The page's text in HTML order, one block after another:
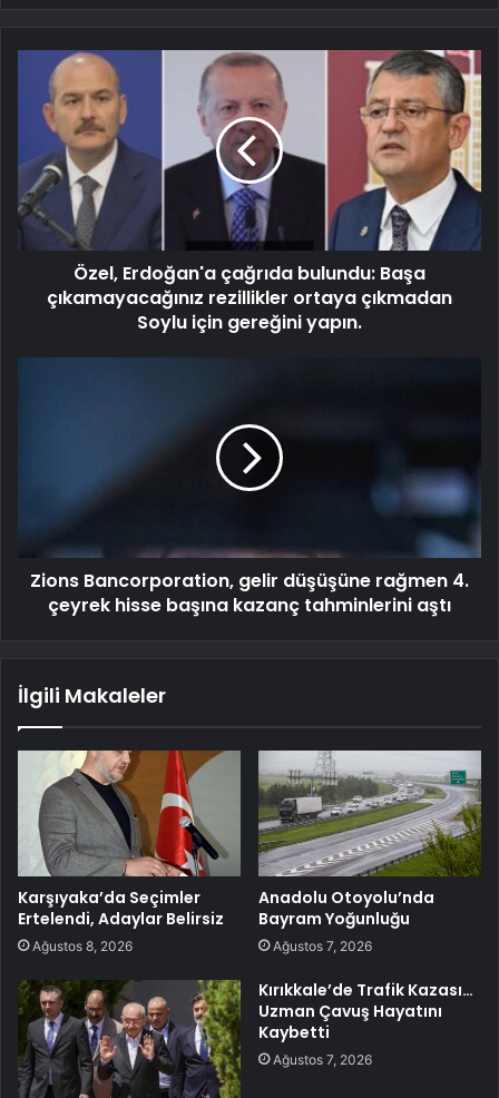
Özel, Erdoğan'a çağrıda bulundu: Başa
çıkamayacağınız rezillikler ortaya çıkmadan
Soylu için gereğini yapın.
Zions Bancorporation, gelir düşüşüne rağmen 4.
çeyrek hisse başına kazanç tahminlerini aştı
İlgili Makaleler
Karşıyaka’da Seçimler
Ertelendi, Adaylar Belirsiz
Ağustos 8, 2026
Anadolu Otoyolu’nda
Bayram Yoğunluğu
Ağustos 7, 2026
Kırıkkale’de Trafik Kazası…
Uzman Çavuş Hayatını
Kaybetti
Ağustos 7, 2026